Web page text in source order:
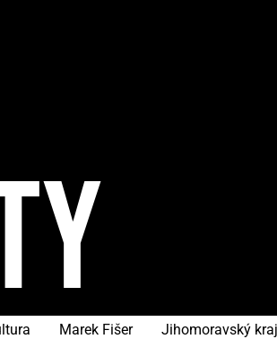
Marek Fišer Jihomoravský kraj